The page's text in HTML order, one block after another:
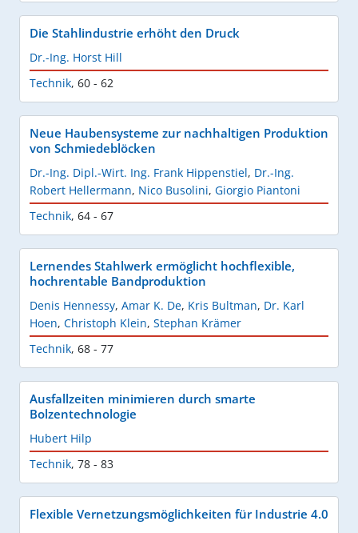
Die Stahlindustrie erhöht den Druck
Dr.-Ing. Horst Hill
Technik, 60 - 62
Neue Haubensysteme zur nachhaltigen Produktion
von Schmiedeblöcken
Dr.-Ing. Dipl.-Wirt. Ing. Frank Hippenstiel, Dr.-Ing.
Robert Hellermann, Nico Busolini, Giorgio Piantoni
Technik, 64 - 67
Lernendes Stahlwerk ermöglicht hochflexible,
hochrentable Bandproduktion
Denis Hennessy, Amar K. De, Kris Bultman, Dr. Karl
Hoen, Christoph Klein, Stephan Krämer
Technik, 68 - 77
Ausfallzeiten minimieren durch smarte
Bolzentechnologie
Hubert Hilp
Technik, 78 - 83
Flexible Vernetzungsmöglichkeiten für Industrie 4.0